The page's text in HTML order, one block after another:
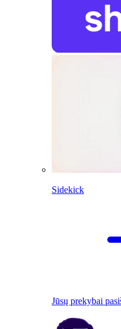
Sidekick
Jūsų prekybai